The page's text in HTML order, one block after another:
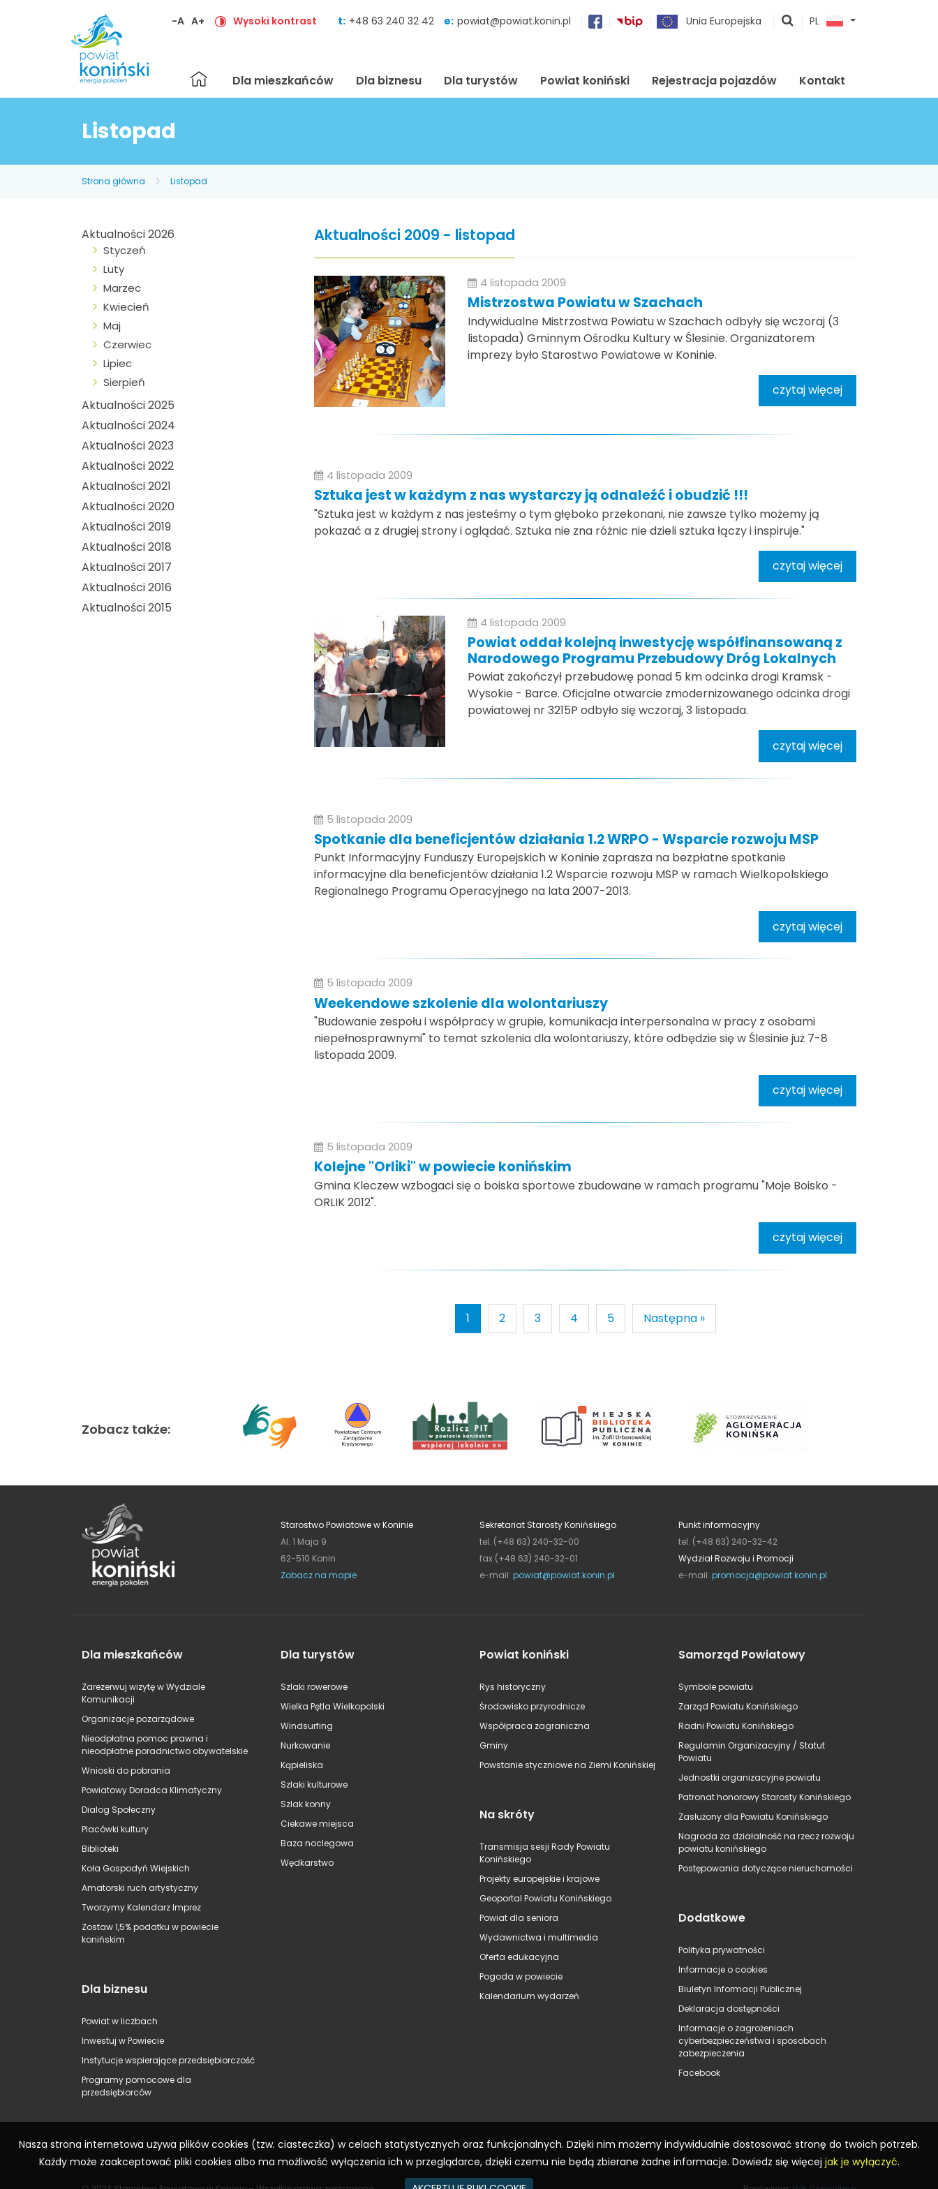
-A A+ Wysoki kontrast t: +48 63 240 32 42 e: powiat@powiat.konin.pl Unia Europejska
pokaż
PL
Strona
główna
Dla mieszkańców Dla biznesu Dla turystów Powiat koniński Rejestracja pojazdów Kontakt
Listopad
Strona główna Listopad
Aktualności 2026
Styczeń
Luty
Marzec
Kwiecień
Maj
Czerwiec
Lipiec
Sierpień
Aktualności 2025
Aktualności 2024
Aktualności 2023
Aktualności 2022
Aktualności 2021
Aktualności 2020
Aktualności 2019
Aktualności 2018
Aktualności 2017
Aktualności 2016
Aktualności 2015
Aktualności 2009 - listopad
4 listopada 2009
Mistrzostwa Powiatu w Szachach
Indywidualne Mistrzostwa Powiatu w Szachach odbyły się wczoraj (3
listopada) Gminnym Ośrodku Kultury w Ślesinie. Organizatorem
imprezy było Starostwo Powiatowe w Koninie.
czytaj więcej
4 listopada 2009
Sztuka jest w każdym z nas wystarczy ją odnaleźć i obudzić !!!
"Sztuka jest w każdym z nas jesteśmy o tym głęboko przekonani, nie zawsze tylko możemy ją
pokazać a z drugiej strony i oglądać. Sztuka nie zna różnic nie dzieli sztuka łączy i inspiruje."
czytaj więcej
4 listopada 2009
Powiat oddał kolejną inwestycję współfinansowaną z
Narodowego Programu Przebudowy Dróg Lokalnych
Powiat zakończył przebudowę ponad 5 km odcinka drogi Kramsk -
Wysokie - Barce. Oficjalne otwarcie zmodernizowanego odcinka drogi
powiatowej nr 3215P odbyło się wczoraj, 3 listopada.
czytaj więcej
5 listopada 2009
Spotkanie dla beneficjentów działania 1.2 WRPO - Wsparcie rozwoju MSP
Punkt Informacyjny Funduszy Europejskich w Koninie zaprasza na bezpłatne spotkanie
informacyjne dla beneficjentów działania 1.2 Wsparcie rozwoju MSP w ramach Wielkopolskiego
Regionalnego Programu Operacyjnego na lata 2007-2013.
czytaj więcej
5 listopada 2009
Weekendowe szkolenie dla wolontariuszy
"Budowanie zespołu i współpracy w grupie, komunikacja interpersonalna w pracy z osobami
niepełnosprawnymi" to temat szkolenia dla wolontariuszy, które odbędzie się w Ślesinie już 7-8
listopada 2009.
czytaj więcej
5 listopada 2009
Kolejne "Orliki" w powiecie konińskim
Gmina Kleczew wzbogaci się o boiska sportowe zbudowane w ramach programu "Moje Boisko -
ORLIK 2012".
czytaj więcej
1 2 3 4 5 Następna »
Zobacz także:
Starostwo Powiatowe w Koninie
Al. 1 Maja 9
62-510 Konin
Zobacz na mapie
Sekretariat Starosty Konińskiego
tel. (+48 63) 240-32-00
fax (+48 63) 240-32-01
e-mail: powiat@powiat.konin.pl
Punkt informacyjny
tel. (+48 63) 240-32-42
Wydział Rozwoju i Promocji
e-mail: promocja@powiat.konin.pl
Dla mieszkańców
Zarezerwuj wizytę w Wydziale
Komunikacji
Organizacje pozarządowe
Nieodpłatna pomoc prawna i
nieodpłatne poradnictwo obywatelskie
Wnioski do pobrania
Powiatowy Doradca Klimatyczny
Dialog Społeczny
Placówki kultury
Biblioteki
Koła Gospodyń Wiejskich
Amatorski ruch artystyczny
Tworzymy Kalendarz Imprez
Zostaw 1,5% podatku w powiecie
konińskim
Dla biznesu
Powiat w liczbach
Inwestuj w Powiecie
Instytucje wspierające przedsiębiorczość
Programy pomocowe dla
przedsiębiorców
Dla turystów
Szlaki rowerowe
Wielka Pętla Wielkopolski
Windsurfing
Nurkowanie
Kąpieliska
Szlaki kulturowe
Szlak konny
Ciekawe miejsca
Baza noclegowa
Wędkarstwo
Powiat koniński
Rys historyczny
Środowisko przyrodnicze
Współpraca zagraniczna
Gminy
Powstanie styczniowe na Ziemi Konińskiej
Na skróty
Transmisja sesji Rady Powiatu
Konińskiego
Projekty europejskie i krajowe
Geoportal Powiatu Konińskiego
Powiat dla seniora
Wydawnictwa i multimedia
Oferta edukacyjna
Pogoda w powiecie
Kalendarium wydarzeń
Samorząd Powiatowy
Symbole powiatu
Zarząd Powiatu Konińskiego
Radni Powiatu Konińskiego
Regulamin Organizacyjny / Statut
Powiatu
Jednostki organizacyjne powiatu
Patronat honorowy Starosty Konińskiego
Zasłużony dla Powiatu Konińskiego
Nagroda za działalność na rzecz rozwoju
powiatu konińskiego
Postępowania dotyczące nieruchomości
Dodatkowe
Polityka prywatności
Informacje o cookies
Biuletyn Informacji Publicznej
Deklaracja dostępności
Informacje o zagrożeniach
cyberbezpieczeństwa i sposobach
zabezpieczenia
Facebook
Nasza strona internetowa używa plików cookies (tzw. ciasteczka) w celach statystycznych oraz funkcjonalnych. Dzięki nim możemy indywidualnie dostosować stronę do twoich potrzeb.
Każdy może zaakceptować pliki cookies albo ma możliwość wyłączenia ich w przeglądarce, dzięki czemu nie będą zbierane żadne informacje. Dowiedz się więcej jak je wyłączyć.